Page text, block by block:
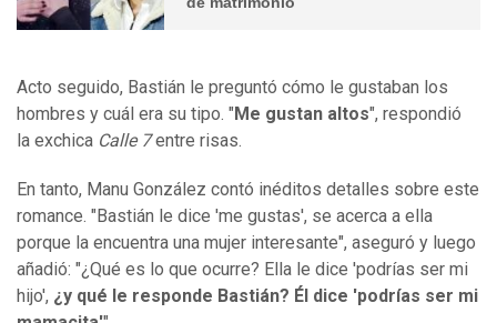
Acto seguido, Bastián le preguntó cómo le gustaban los
hombres y cuál era su tipo. "Me gustan altos", respondió
la exchica Calle 7entre risas.
En tanto, Manu González contó inéditos detalles sobre este
romance. "Bastián le dice 'me gustas', se acerca a ella
porque la encuentra una mujer interesante", aseguró y luego
añadió: "¿Qué es lo que ocurre? Ella le dice 'podrías ser mi
hijo', ¿y qué le responde Bastián? Él dice 'podrías ser mi